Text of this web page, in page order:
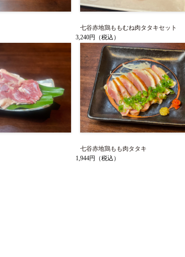
七谷赤地鶏ももむね肉タタキセット
3,240円 （税込）
七谷赤地鶏もも肉タタキ
1,944円 （税込）